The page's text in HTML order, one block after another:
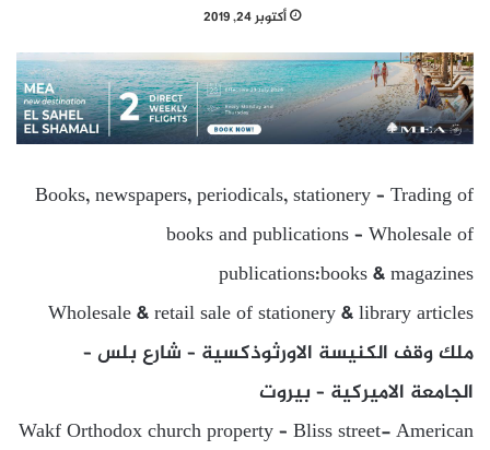
أكتوبر 24, 2019
Books, newspapers, periodicals, stationery – Trading of
books and publications – Wholesale of
publications:books & magazines
Wholesale & retail sale of stationery & library articles
ملك وقف الكنيسة الاورثوذكسية – شارع بلس –
الجامعة الاميركية – بيروت
Wakf Orthodox church property – Bliss street- American